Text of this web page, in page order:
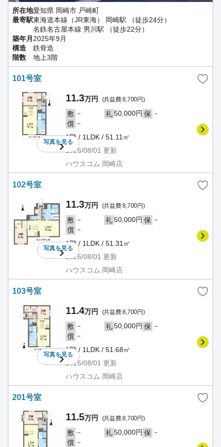
所在地愛知県 岡崎市 戸崎町
最寄駅東海道本線（JR東海） 岡崎駅 （徒歩24分）
名鉄名古屋本線 男川駅 （徒歩22分）
築年月 2025年9月
構造
鉄骨造
階数
地上3階
101号室
写真を見る
11.3万円 (共益費 8,700円)
敷 － 礼50,000円 保 －
償 －
1階 / 1LDK / 51.11㎡
2026/08/01 更新
ハウスコム 岡崎店
102号室
写真を見る
11.3万円 (共益費 8,700円)
敷 － 礼50,000円 保 －
償 －
1階 / 1LDK / 51.31㎡
2026/08/01 更新
ハウスコム 岡崎店
103号室
写真を見る
11.4万円 (共益費 8,700円)
敷 － 礼50,000円 保 －
償 －
1階 / 1LDK / 51.68㎡
2026/08/01 更新
ハウスコム 岡崎店
201号室
11.5万円 (共益費 8,700円)
敷 － 礼50,000円 保 －
償 －